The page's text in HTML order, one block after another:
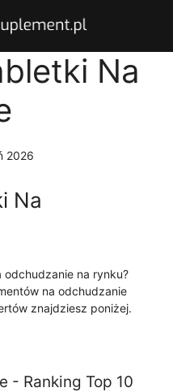
Na
2026
Na
na rynku?
na odchudzanie
znajdziesz poniżej.
- Ranking Top 10